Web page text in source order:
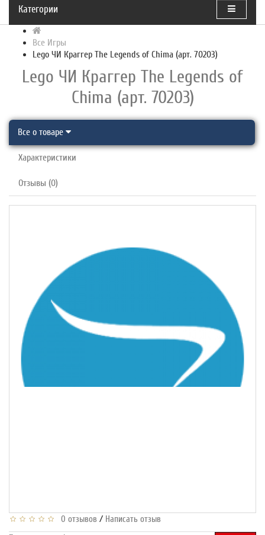
Категории
Все Игры
Lego ЧИ Краггер The Legends of Chima (арт. 70203)
Lego ЧИ Краггер The Legends of
Chima (арт. 70203)
Все о товаре
Характеристики
Отзывы (0)
0 отзывов / Написать отзыв